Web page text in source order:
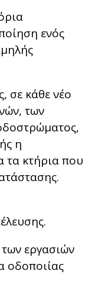
ενός
κάθε νέο
των
η
τα κτήρια που
εργασιών
οδοποιίας